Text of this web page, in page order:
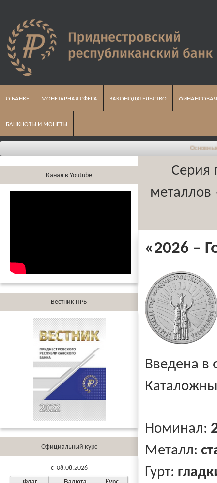
О БАНКЕ МОНЕТАРНАЯ СФЕРА ЗАКОНОДАТЕЛЬСТВО
БАНКНОТЫ И МОНЕТЫ
Основные
Канал в Youtube
Вестник ПРБ
Официальный курс
c 08.08.2026
Серия
металлов
«2026 –
Введена
Номинал:
Металл:
Гурт: